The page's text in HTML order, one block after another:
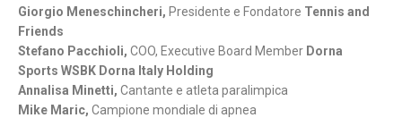
Giorgio Meneschincheri, Presidente e Fondatore Tennis and
Friends
Stefano Pacchioli, COO, Executive Board Member Dorna
Sports WSBK Dorna Italy Holding
Annalisa Minetti, Cantante e atleta paralimpica
Mike Maric, Campione mondiale di apnea